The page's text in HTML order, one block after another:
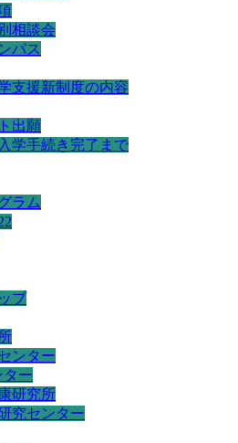
相談会
パス
支援新制度の内容
出願
学手続き完了まで
ラム
プ
ンター
ター
研究所
究センター